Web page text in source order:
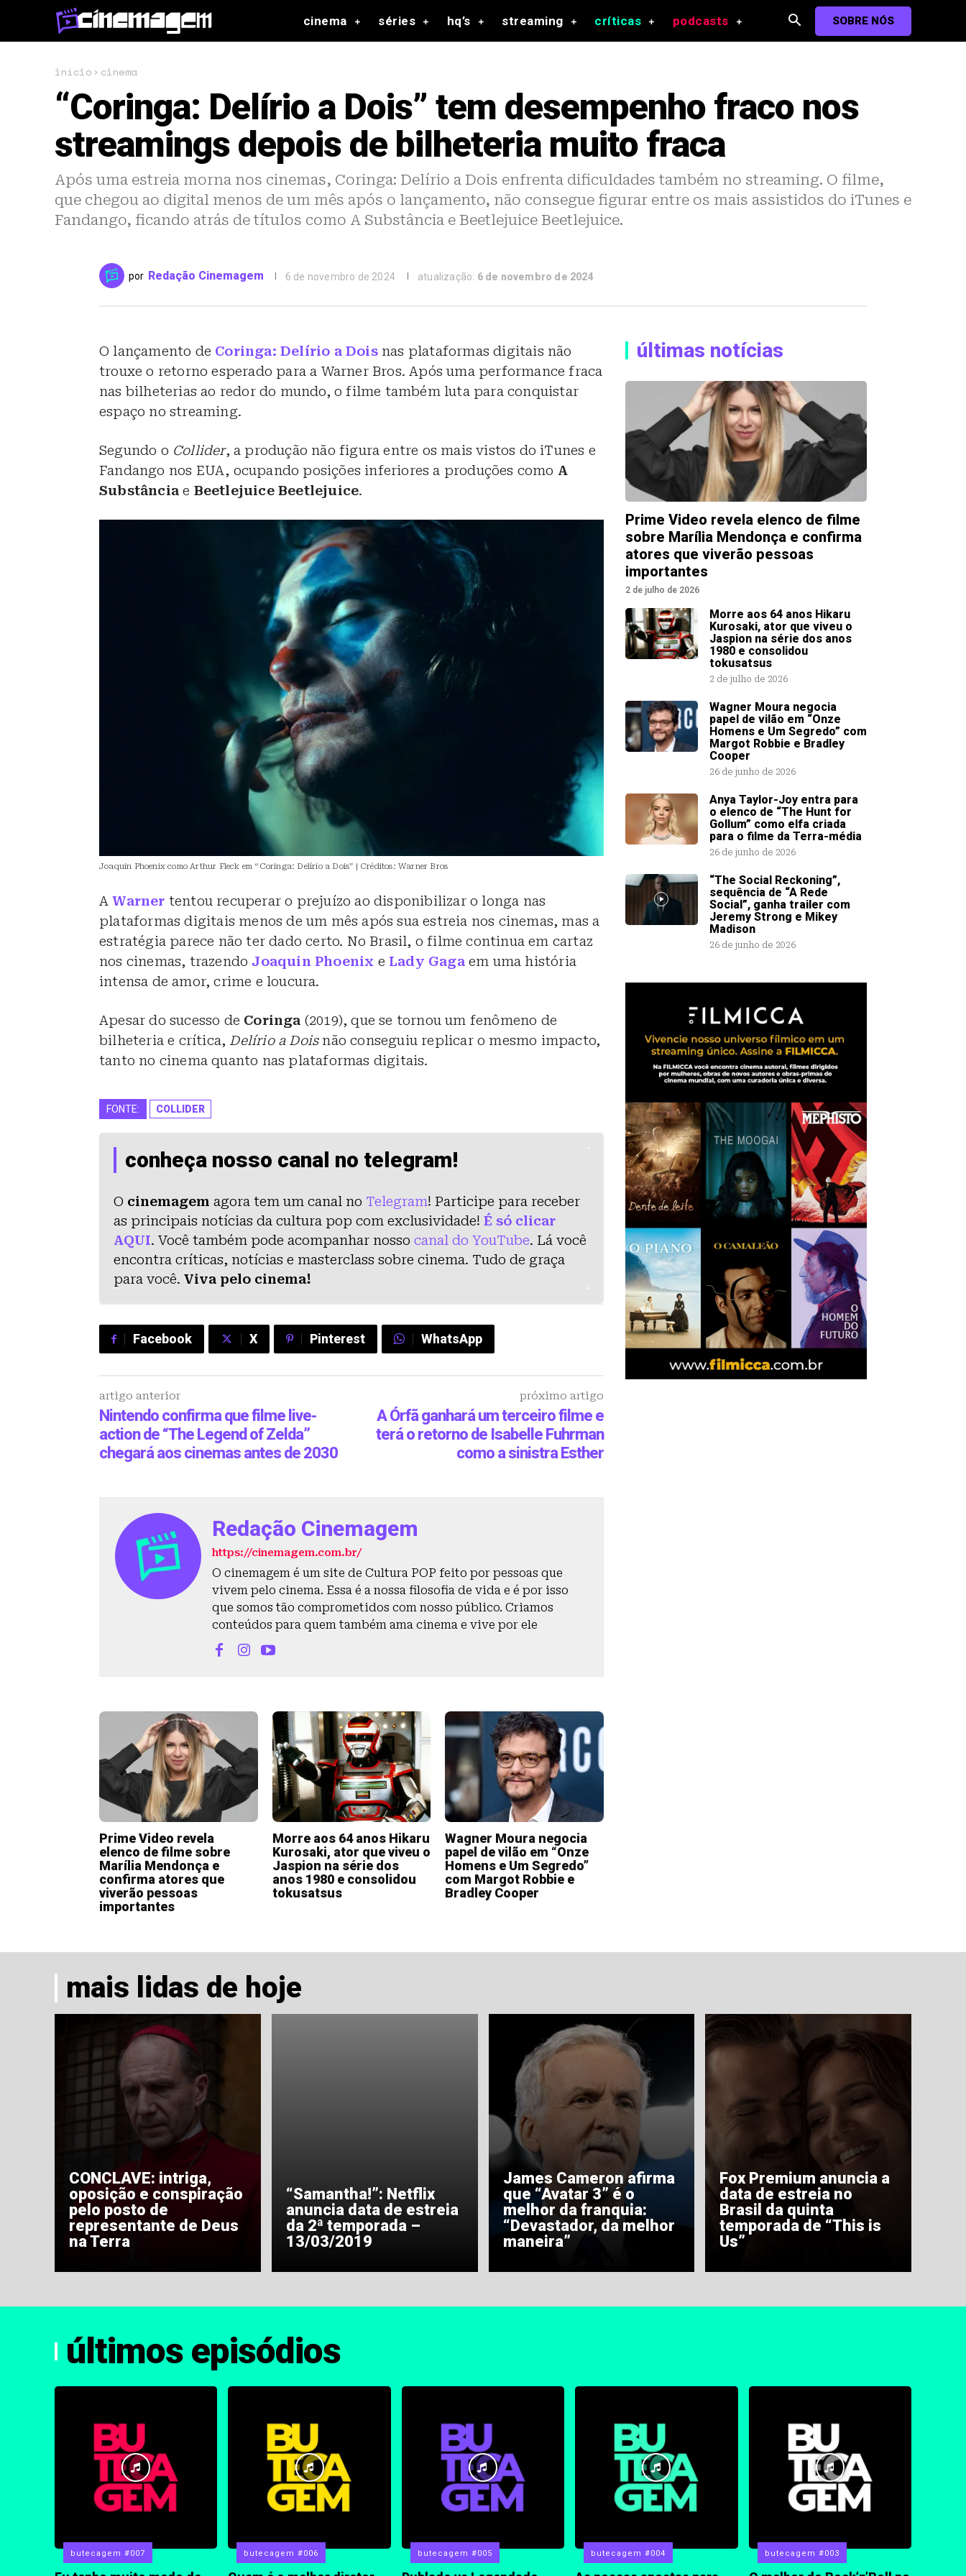
cinema séries hq’s streaming críticas podcasts SOBRE NÓS
início cinema
“Coringa: Delírio a Dois” tem desempenho fraco nos
streamings depois de bilheteria muito fraca
Após uma estreia morna nos cinemas, Coringa: Delírio a Dois enfrenta dificuldades também no streaming. O filme,
que chegou ao digital menos de um mês após o lançamento, não consegue figurar entre os mais assistidos do iTunes e
Fandango, ficando atrás de títulos como A Substância e Beetlejuice Beetlejuice.
por Redação Cinemagem 6 de novembro de 2024 atualização: 6 de novembro de 2024
O lançamento de Coringa: Delírio a Doisnas plataformas digitais não
trouxe o retorno esperado para a Warner Bros. Após uma performance fraca
nas bilheterias ao redor do mundo, o filme também luta para conquistar
espaço no streaming.
Segundo o Collider, a produção não figura entre os mais vistos do iTunes e
Fandango nos EUA, ocupando posições inferiores a produções como A
Substância e Beetlejuice Beetlejuice.
Joaquin Phoenix como Arthur Fleck em “Coringa: Delírio a Dois” | Créditos: Warner Bros
AWarner tentou recuperar o prejuízo ao disponibilizar o longa nas
plataformas digitais menos de um mês após sua estreia nos cinemas, mas a
estratégia parece não ter dado certo. No Brasil, o filme continua em cartaz
nos cinemas, trazendo Joaquin Phoenix e Lady Gagaem uma história
intensa de amor, crime e loucura.
Apesar do sucesso de Coringa (2019), que se tornou um fenômeno de
bilheteria e crítica, Delírio a Doisnão conseguiu replicar o mesmo impacto,
tanto no cinema quanto nas plataformas digitais.
FONTE: COLLIDER
conheça nosso canal no telegram!
O cinemagem agora tem um canal no Telegram! Participe para receber
as principais notícias da cultura pop com exclusividade! É só clicar
AQUI. Você também pode acompanhar nosso canal do YouTube. Lá você
encontra críticas, notícias e masterclass sobre cinema. Tudo de graça
para você. Viva pelo cinema!
Facebook X Pinterest WhatsApp
artigo anterior
Nintendo confirma que filme live-
action de “The Legend of Zelda”
chegará aos cinemas antes de 2030
próximo artigo
A Órfã ganhará um terceiro filme e
terá o retorno de Isabelle Fuhrman
como a sinistra Esther
Redação Cinemagem
https://cinemagem.com.br/
O cinemagem é um site de Cultura POP feito por pessoas que
vivem pelo cinema. Essa é a nossa filosofia de vida e é por isso
que somos tão comprometidos com nosso público. Criamos
conteúdos para quem também ama cinema e vive por ele
Prime Video revela
elenco de filme sobre
Marília Mendonça e
confirma atores que
viverão pessoas
importantes
Morre aos 64 anos Hikaru
Kurosaki, ator que viveu o
Jaspion na série dos
anos 1980 e consolidou
tokusatsus
Wagner Moura negocia
papel de vilão em “Onze
Homens e Um Segredo”
com Margot Robbie e
Bradley Cooper
últimas notícias
Prime Video revela elenco de filme
sobre Marília Mendonça e confirma
atores que viverão pessoas
importantes
2 de julho de 2026
Morre aos 64 anos Hikaru
Kurosaki, ator que viveu o
Jaspion na série dos anos
1980 e consolidou
tokusatsus
2 de julho de 2026
Wagner Moura negocia
papel de vilão em “Onze
Homens e Um Segredo” com
Margot Robbie e Bradley
Cooper
26 de junho de 2026
Anya Taylor-Joy entra para
o elenco de “The Hunt for
Gollum” como elfa criada
para o filme da Terra-média
26 de junho de 2026
“The Social Reckoning”,
sequência de “A Rede
Social”, ganha trailer com
Jeremy Strong e Mikey
Madison
26 de junho de 2026
mais lidas de hoje
CONCLAVE: intriga,
oposição e conspiração
pelo posto de
representante de Deus
na Terra
“Samantha!”: Netflix
anuncia data de estreia
da 2ª temporada –
13/03/2019
James Cameron afirma
que “Avatar 3” é o
melhor da franquia:
“Devastador, da melhor
maneira”
Fox Premium anuncia a
data de estreia no
Brasil da quinta
temporada de “This is
Us”
últimos episódios
butecagem #007 butecagem #006 butecagem #005 butecagem #004 butecagem #003